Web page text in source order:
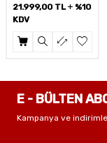
21.999,00TL
%10
KDV
E - BÜLTEN
Kampanya ve